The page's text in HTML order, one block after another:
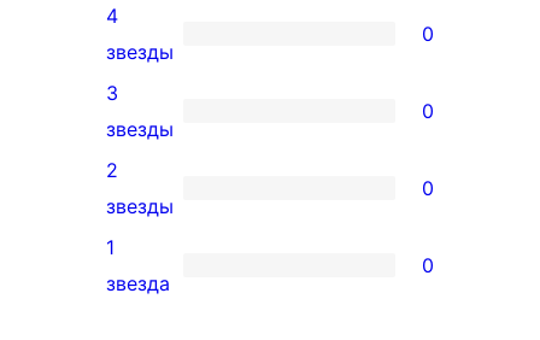
5-
звездный
отзыв
0
4-
звездный
отзыв
4
звезды
0
0
3-
звездный
отзыв
3
звезды
0
0
2-
звездный
2
звезды
0
0
1
звезда
0